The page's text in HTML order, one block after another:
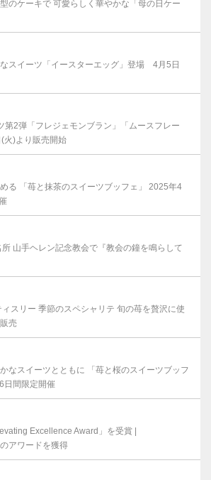
のケーキで 可愛らしく華やかな「母の日ケー
スイーツ「イースターエッグ」登場 4月5日
第2弾「フレジェモンブラン」「ムースフレー
)より販売開始
る 「苺と抹茶のスイーツブッフェ」 2025年4
山手ヘレン記念教会で『教会の鐘を鳴らして
スリー 季節のスペシャリテ 旬の苺を贅沢に使
売
なスイーツとともに 「苺と桜のスイーツブッフ
日間限定開催
Excellence Award」を受賞 |
アワードを獲得